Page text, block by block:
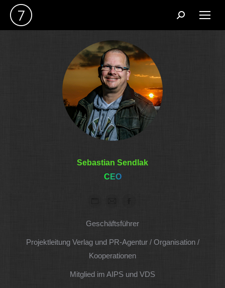
Search:
Sebastian Sendlak
CEO
Geschäftsführer
Projektleitung Verlag und PR-Agentur / Organisation /
Kooperationen
Mitglied im AIPS und VDS
Blog
Webseite
mail